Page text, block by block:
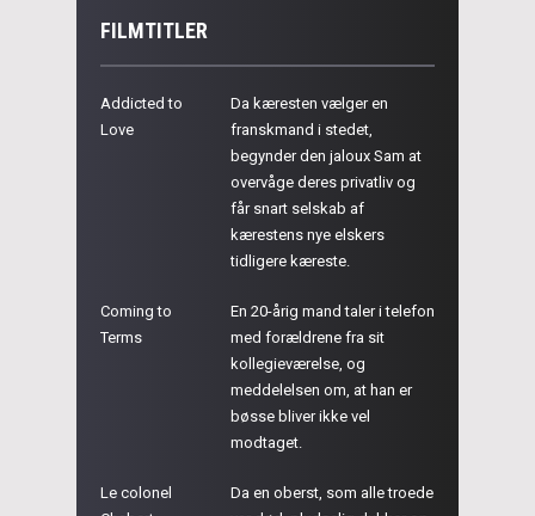
FILMTITLER
Addicted to
Love
Da kæresten vælger en
franskmand i stedet,
begynder den jaloux Sam at
overvåge deres privatliv og
får snart selskab af
kærestens nye elskers
tidligere kæreste.
Coming to
Terms
En 20-årig mand taler i telefon
med forældrene fra sit
kollegieværelse, og
meddelelsen om, at han er
bøsse bliver ikke vel
modtaget.
Le colonel
Da en oberst, som alle troede